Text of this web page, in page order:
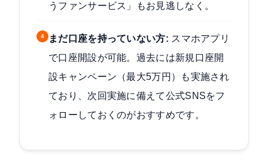
うファンサービス」もお見逃しなく。
4 まだ口座を持っていない方: スマホアプリ
で口座開設が可能。過去には新規口座開
設キャンペーン（最大5万円）も実施され
ており、次回実施に備えて公式SNSをフ
ォローしておくのがおすすめです。